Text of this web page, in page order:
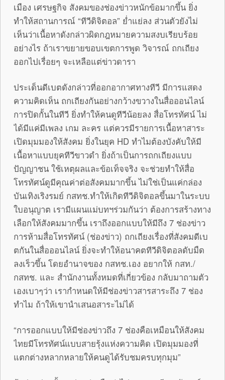
เมือง เศรษฐกิจ สังคมของช่องข่าวหนักข้อมากขึ้น ยิ่ง
ทำให้สถานการณ์ “ทีวีดิจิตอล” ย่ำแย่ลง ส่วนตัวยังไม่
เห็นว่าเนื้อหาดังกล่าวผิดกฎหมายความสงบเรียบร้อย
อย่างไร ถ้าเราขยายขอบเขตการพูด วิจารณ์ ถกเถียง
ออกไปเรื่อยๆ จะเหลือแต่ข่าวดารา
ประเด็นดีเบตดังกล่าวที่ออกอากาศทางทีวี มีการแสดง
ความคิดเห็น ถกเถียงกันอย่างกว้างขวางในสื่อออนไลน์
การปิดกั้นในทีวี ยิ่งทำให้คนดูทีวีน้อยลง สื่อโทรทัศน์ ไม่
ได้มีแค่มีเพลง เกม ละคร แต่ควรมีรายการเนื้อหาสาระ
เปิดมุมมองให้สังคม ยิ่งในยุค HD ทำไมต้องบังคับให้มี
เนื้อหาแบบยุคทีวีขาวดำ ยิ่งถ้าเป็นการถกเถียงแบบ
ปัญญาชน ใช้เหตุผลและข้อเท็จจริง จะช่วยทำให้สื่อ
โทรทัศน์ดูมีคุณค่าต่อสังคมมากขึ้น ไม่ใช่เป็นแค่กล่อง
บันเทิงเริงรมย์ กสทช.ทำให้เกิดทีวีดิจิตอลขึ้นมาในระบบ
ใบอนุญาต เรามีแผนแม่บทฯร่วมกันว่า ต้องการสร้างทาง
เลือกให้สังคมมากขึ้น เราถึงออกแบบให้มีถึง 7 ช่องข่าว
การห้ามสื่อโทรทัศน์ (ช่องข่าว) ถกเถียงเรื่องที่สังคมดีเบ
ตกันในสื่อออนไลน์ ยิ่งจะทำให้อนาคตทีวีดิจิตอลดับมืด
ลงเร็วขึ้น โดยอำนาจของ กสทช.เอง อยากให้ กสท./
กสทช. และ สำนักงานทั้งหมดที่เกี่ยวข้อง กลับมาถามตัว
เองเบาๆว่า เรากำหนดให้มีช่องข่าวสารสาระถึง 7 ช่อง
ทำไม ถ้าให้เขานำเสนอสาระไม่ได้
“การออกแบบให้มีช่องข่าวถึง 7 ช่องคือเหมือนให้สังคม
ไทยมีโทรทัศน์แบบสายรุ้งแห่งความคิด เปิดมุมมองที่
แตกต่างหลากหลายให้คนดูได้รับชมครบทุกมุม”